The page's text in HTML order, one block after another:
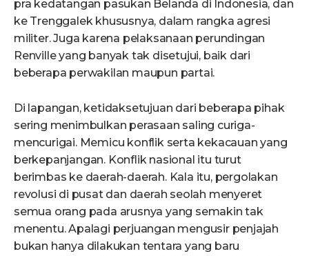
pra kedatangan pasukan Belanda di Indonesia, dan
ke Trenggalek khususnya, dalam rangka agresi
militer. Juga karena pelaksanaan perundingan
Renville yang banyak tak disetujui, baik dari
beberapa perwakilan maupun partai.
Di lapangan, ketidaksetujuan dari beberapa pihak
sering menimbulkan perasaan saling curiga-
mencurigai. Memicu konflik serta kekacauan yang
berkepanjangan. Konflik nasional itu turut
berimbas ke daerah-daerah. Kala itu, pergolakan
revolusi di pusat dan daerah seolah menyeret
semua orang pada arusnya yang semakin tak
menentu. Apalagi perjuangan mengusir penjajah
bukan hanya dilakukan tentara yang baru